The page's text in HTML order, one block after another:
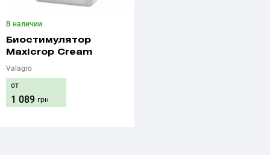
В наличии
Биостимулятор
Maxicrop Сream
Valagro
от
1 089 грн